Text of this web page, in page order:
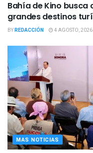
Bahía de Kino busca
grandes destinos
BYREDACCIÓN 4 AGOSTO, 2026
MAS NOTICIAS